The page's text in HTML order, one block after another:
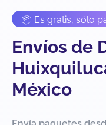
📦 Es gratis, sólo
Envíos de
México